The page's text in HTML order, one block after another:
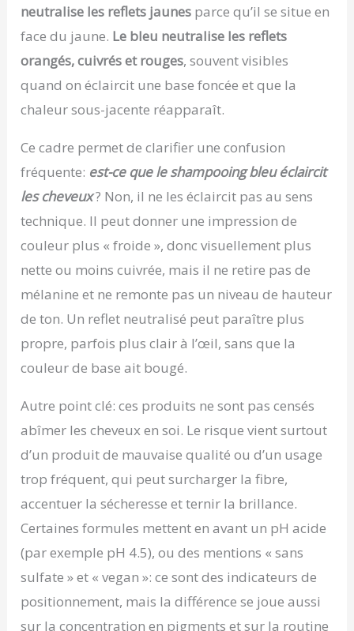
neutralise les reflets jaunes parce qu’il se situe en
face du jaune. Le bleu neutralise les reflets
orangés, cuivrés et rouges, souvent visibles
quand on éclaircit une base foncée et que la
chaleur sous-jacente réapparaît.
Ce cadre permet de clarifier une confusion
fréquente: est-ce que le shampooing bleu éclaircit
les cheveux? Non, il ne les éclaircit pas au sens
technique. Il peut donner une impression de
couleur plus « froide », donc visuellement plus
nette ou moins cuivrée, mais il ne retire pas de
mélanine et ne remonte pas un niveau de hauteur
de ton. Un reflet neutralisé peut paraître plus
propre, parfois plus clair à l’œil, sans que la
couleur de base ait bougé.
Autre point clé: ces produits ne sont pas censés
abîmer les cheveux en soi. Le risque vient surtout
d’un produit de mauvaise qualité ou d’un usage
trop fréquent, qui peut surcharger la fibre,
accentuer la sécheresse et ternir la brillance.
Certaines formules mettent en avant un pH acide
(par exemple pH 4.5), ou des mentions « sans
sulfate » et « vegan »: ce sont des indicateurs de
positionnement, mais la différence se joue aussi
sur la concentration en pigments et sur la routine